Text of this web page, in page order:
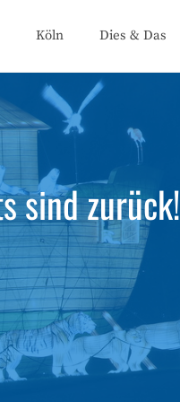
Köln Dies & Das
sind zurück!